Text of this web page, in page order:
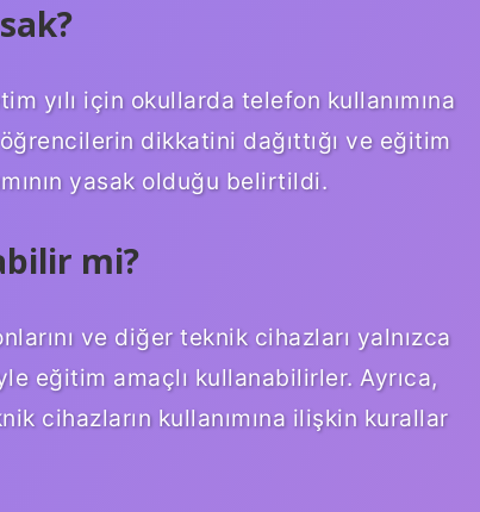
yılı için okullarda telefon kullanımına
dikkatini dağıttığı ve eğitim
yasak olduğu belirtildi.
mi?
ve diğer teknik cihazları yalnızca
eğitim amaçlı kullanabilirler. Ayrıca,
cihazların kullanımına ilişkin kurallar